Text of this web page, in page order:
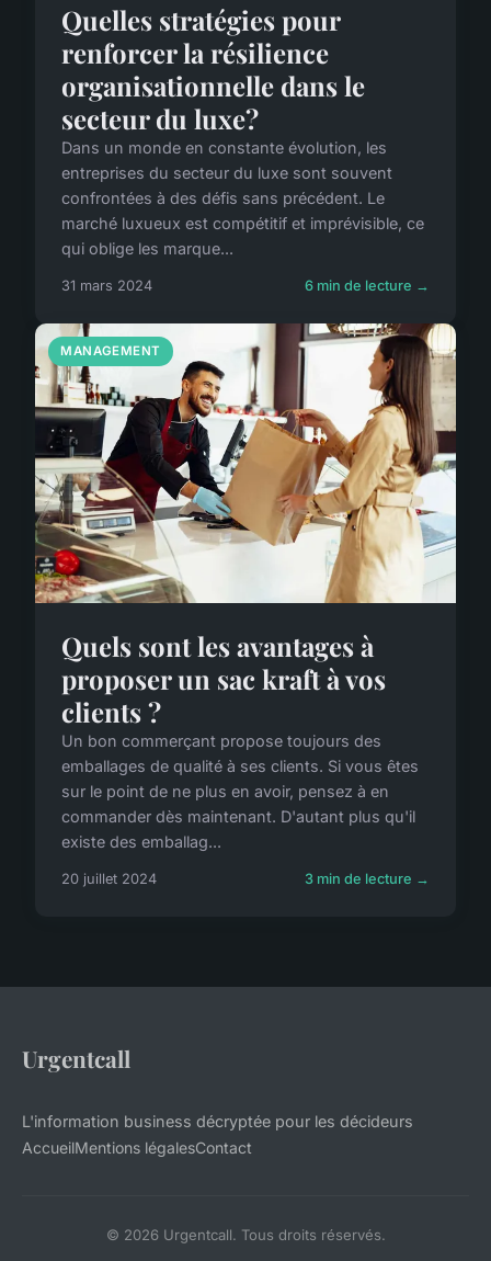
Quelles stratégies pour
renforcer la résilience
organisationnelle dans le
secteur du luxe?
Dans un monde en constante évolution, les
entreprises du secteur du luxe sont souvent
confrontées à des défis sans précédent. Le
marché luxueux est compétitif et imprévisible, ce
qui oblige les marque...
31 mars 2024 6 min de lecture →
MANAGEMENT
Quels sont les avantages à
proposer un sac kraft à vos
clients ?
Un bon commerçant propose toujours des
emballages de qualité à ses clients. Si vous êtes
sur le point de ne plus en avoir, pensez à en
commander dès maintenant. D'autant plus qu'il
existe des emballag...
20 juillet 2024 3 min de lecture →
Urgentcall
L'information business décryptée pour les décideurs
AccueilMentions légalesContact
© 2026 Urgentcall. Tous droits réservés.